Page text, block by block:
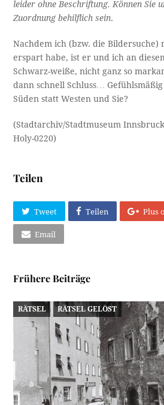
leider ohne Beschriftung. Können Sie
Zuordnung behilflich sein.
Nachdem ich (bzw. die Bildersuche)
erspart habe, ist er und ich an
Schwarz-weiße, nicht ganz so
dann schnell Schluss…
Süden statt Westen und Sie?
(Stadtarchiv/Stadtmuseum
Holy-0220)
Teilen
Tweet Teilen Plus
Email
Frühere Beiträge
RÄTSEL RÄTSEL GELÖST